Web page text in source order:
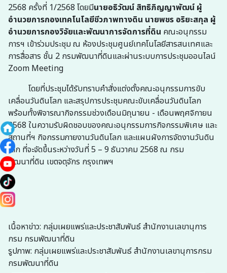
2568 ครั้งที่ 1/2568 โดยมีนายอธิวัฒน์ สิทธิภิญญาพัฒน์ ผู้
อำนวยการกองเทคโนโลยีชีวภาพทางดิน นายพชร อริยะสกุล ผู้
อำนวยการกองวิจัยและพัฒนาการจัดการที่ดิน คณะอนุกรรม
การฯ เข้าร่วมประชุม ณ ห้องประชุมศูนย์เทคโนโลยีสารสนเทศและ
การสื่อสาร ชั้น 2 กรมพัฒนาที่ดินและผ่านระบบการประชุมออนไลน์
Zoom Meeting
โดยที่ประชุมได้รับทราบคำสั่งแต่งตั้งคณะอนุกรรมการขับ
เคลื่อนวันดินโลก และสรุปการประชุมคณะขับเคลื่อนวันดินโลก
พร้อมทั้งพิจารณากิจกรรมช่วงเดือนมิถุนายน - เดือนพฤศจิกายน
2568 ในความรับผิดชอบของคณะอนุกรรมการกิจกรรมพิเศษ และ
สถานที่ฯ กิจกรรมภายงานวันดินโลก และแผนผังการจัดงานวันดิน
โลก ที่จะจัดขึ้นระหว่างวันที่ 5 – 9 ธันวาคม 2568 ณ กรม
พัฒนาที่ดิน เขตจตุจักร กรุงเทพฯ
เนื้อหาข่าว: กลุ่มเผยแพร่และประชาสัมพันธ์ สำนักงานเลขานุการ
กรม กรมพัฒนาที่ดิน
รูปภาพ: กลุ่มเผยแพร่และประชาสัมพันธ์ สำนักงานเลขานุการกรม
กรมพัฒนาที่ดิน